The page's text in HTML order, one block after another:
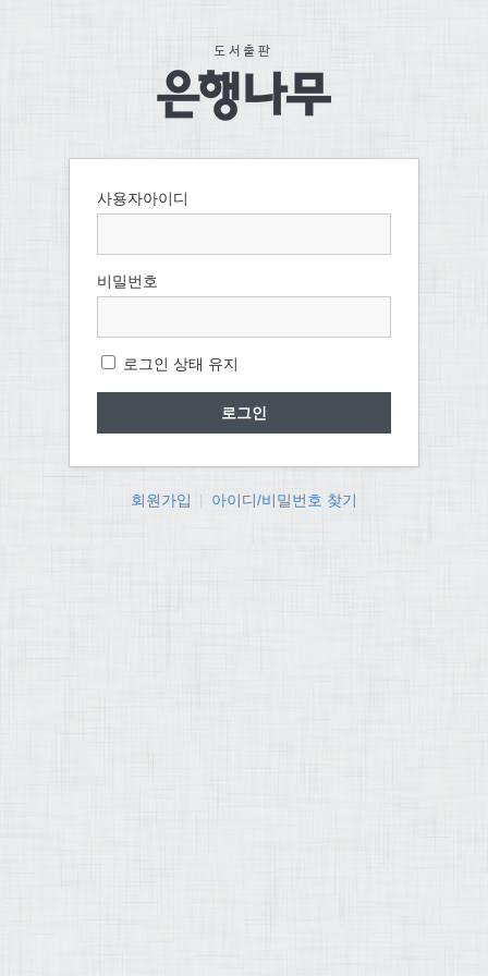
사용자아이디
비밀번호
로그인 상태 유지
회원가입 아이디/비밀번호 찾기